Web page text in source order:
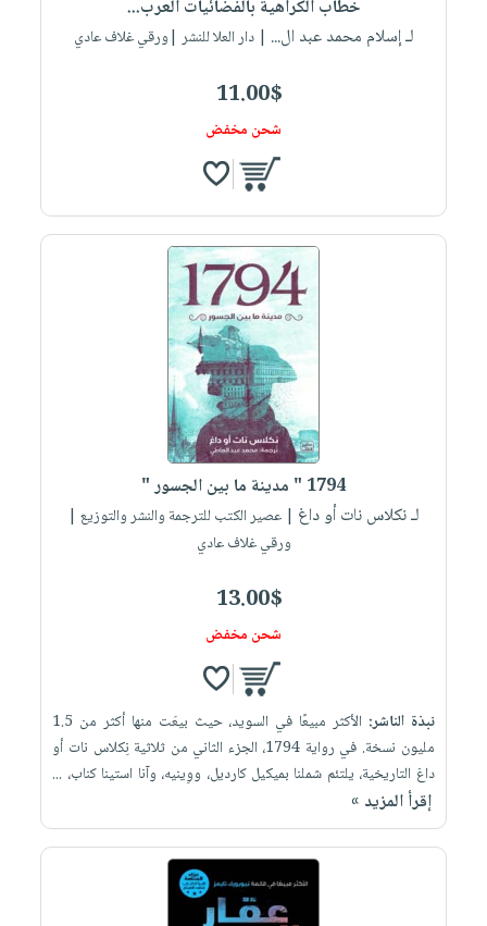
خطاب الكراهية بالفضائيات العرب...
لـ إسلام محمد عبد ال... | دار العلا للنشر |ورقي غلاف عادي
11.00$
شحن مخفض
1794 " مدينة ما بين الجسور "
لـ نكلاس نات أو داغ | عصير الكتب للترجمة والنشر والتوزيع |
ورقي غلاف عادي
13.00$
شحن مخفض
نبذة الناشر:
الأكثر مبيعًا في السويد، حيث بيعَت منها أكثر من 1.5
مليون نسخة. في رواية 1794، الجزء الثاني من ثلاثية نِكلاس نات أو
داغ التاريخية، يلتئم شملنا بميكيل كارديل، ووِينيه، وآنا استينا كناب، ...
إقرأ المزيد »